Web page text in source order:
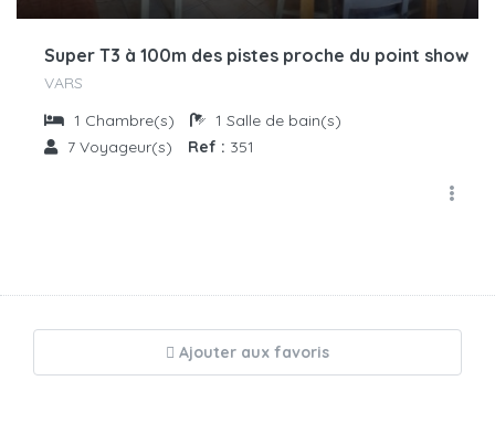
Super T3 à 100m des pistes proche du point show
VARS
1 Chambre(s) 1 Salle de bain(s)
7 Voyageur(s) Ref : 351
Ajouter aux favoris